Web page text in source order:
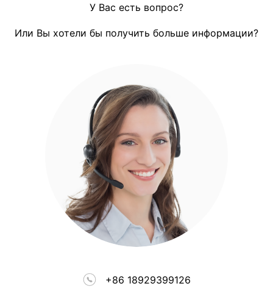
У Вас есть вопрос?
Или Вы хотели бы получить больше информации?
+86 18929399126